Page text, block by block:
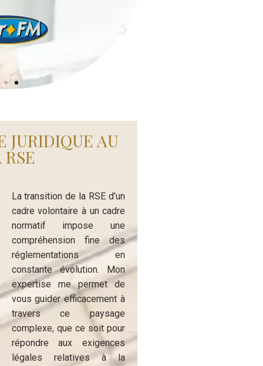
JURIDIQUE AU
La transition de la RSE d’un
cadre volontaire à un cadre
normatif impose une
compréhension fine des
réglementations en
constante évolution. Mon
expertise me permet de
vous guider efficacement à
travers ce paysage
complexe, que ce soit pour
répondre aux exigences
légales relatives à la